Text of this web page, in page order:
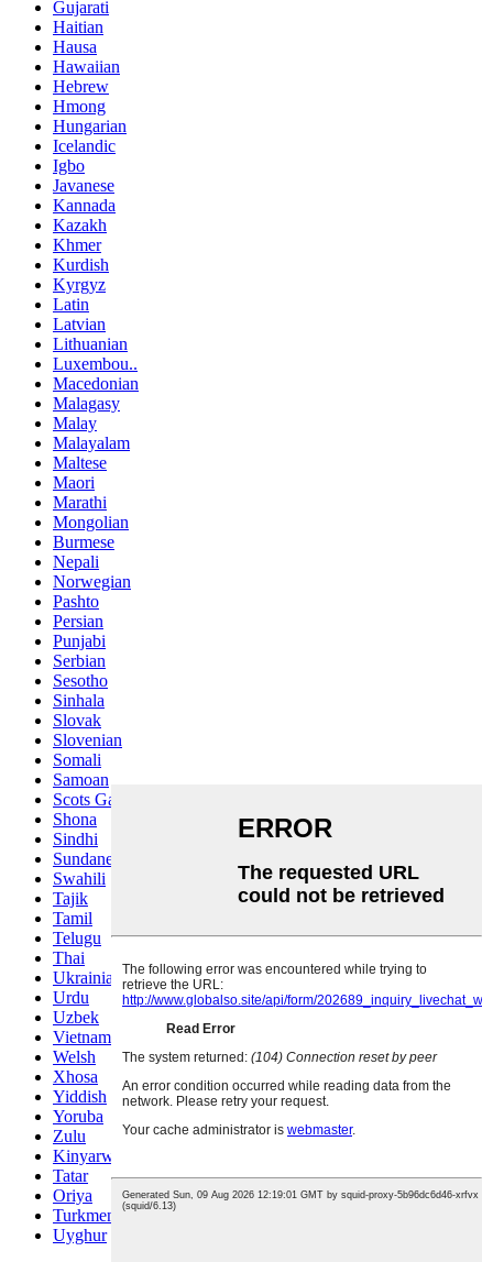
Gujarati
Haitian
Hausa
Hawaiian
Hebrew
Hmong
Hungarian
Icelandic
Igbo
Javanese
Kannada
Kazakh
Khmer
Kurdish
Kyrgyz
Latin
Latvian
Lithuanian
Luxembou..
Macedonian
Malagasy
Malay
Malayalam
Maltese
Maori
Marathi
Mongolian
Burmese
Nepali
Norwegian
Pashto
Persian
Punjabi
Serbian
Sesotho
Sinhala
Slovak
Slovenian
Somali
Samoan
Scots Gaelic
Shona
Sindhi
Sundanese
Swahili
Tajik
Tamil
Telugu
Thai
Ukrainian
Urdu
Uzbek
Vietnamese
Welsh
Xhosa
Yiddish
Yoruba
Zulu
Kinyarwanda
Tatar
Oriya
Turkmen
Uyghur